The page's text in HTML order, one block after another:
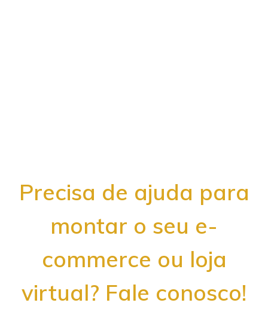
Precisa de ajuda para
montar o seu e-
commerce ou loja
virtual? Fale conosco!